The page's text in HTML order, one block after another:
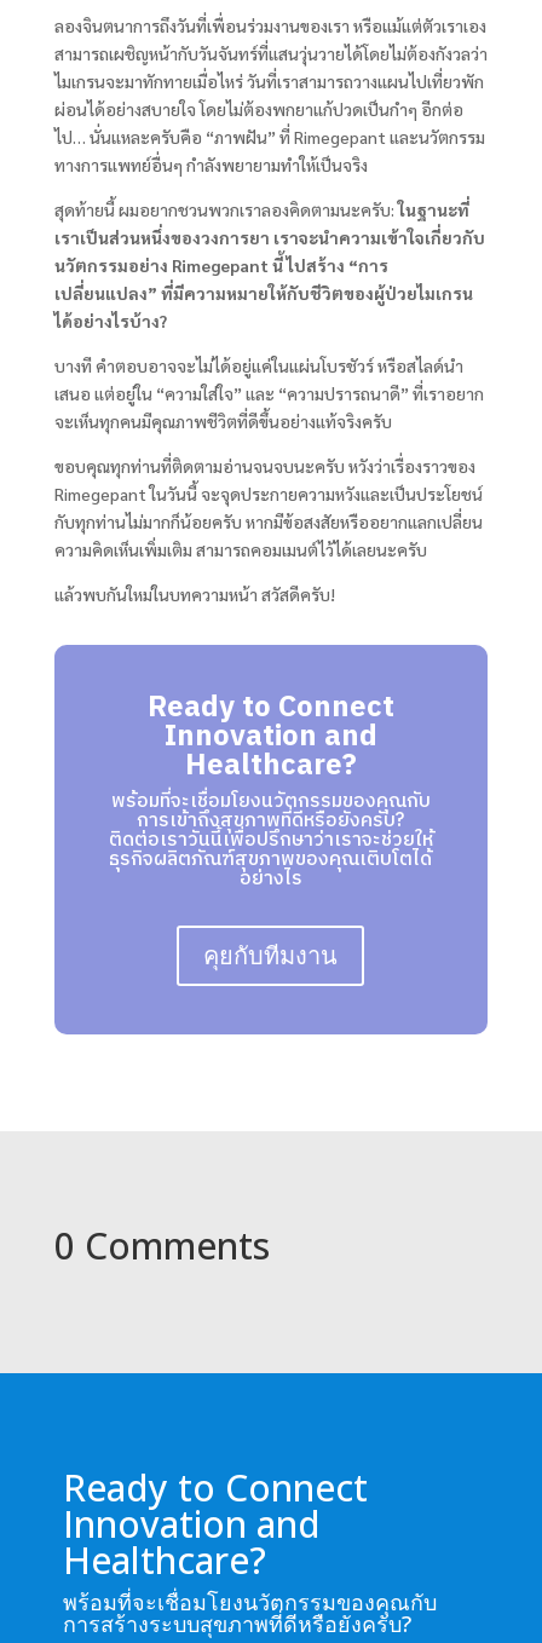
ลองจินตนาการถึงวันที่เพื่อนร่วมงานของเรา หรือแม้แต่ตัวเราเอง
สามารถเผชิญหน้ากับวันจันทร์ที่แสนวุ่นวายได้โดยไม่ต้องกังวลว่า
ไมเกรนจะมาทักทายเมื่อไหร่ วันที่เราสามารถวางแผนไปเที่ยวพัก
ผ่อนได้อย่างสบายใจ โดยไม่ต้องพกยาแก้ปวดเป็นกำๆ อีกต่อ
ไป… นั่นแหละครับคือ “ภาพฝัน” ที่ Rimegepant และนวัตกรรม
ทางการแพทย์อื่นๆ กำลังพยายามทำให้เป็นจริง
สุดท้ายนี้ ผมอยากชวนพวกเราลองคิดตามนะครับ:ในฐานะที่
เราเป็นส่วนหนึ่งของวงการยา เราจะนำความเข้าใจเกี่ยวกับ
นวัตกรรมอย่าง Rimegepant นี้ ไปสร้าง “การ
เปลี่ยนแปลง” ที่มีความหมายให้กับชีวิตของผู้ป่วยไมเกรน
ได้อย่างไรบ้าง?
บางที คำตอบอาจจะไม่ได้อยู่แค่ในแผ่นโบรชัวร์ หรือสไลด์นำ
เสนอ แต่อยู่ใน “ความใส่ใจ” และ “ความปรารถนาดี” ที่เราอยาก
จะเห็นทุกคนมีคุณภาพชีวิตที่ดีขึ้นอย่างแท้จริงครับ
ขอบคุณทุกท่านที่ติดตามอ่านจนจบนะครับ หวังว่าเรื่องราวของ
Rimegepant ในวันนี้ จะจุดประกายความหวังและเป็นประโยชน์
กับทุกท่านไม่มากก็น้อยครับ หากมีข้อสงสัยหรืออยากแลกเปลี่ยน
ความคิดเห็นเพิ่มเติม สามารถคอมเมนต์ไว้ได้เลยนะครับ
แล้วพบกันใหม่ในบทความหน้า สวัสดีครับ!
Ready to Connect
Innovation and
Healthcare?
พร้อมที่จะเชื่อมโยงนวัตกรรมของคุณกับ
การเข้าถึงสุขภาพที่ดีหรือยังครับ?
ติดต่อเราวันนี้เพื่อปรึกษาว่าเราจะช่วยให้
ธุรกิจผลิตภัณฑ์สุขภาพของคุณเติบโตได้
อย่างไร
คุยกับทีมงาน
0 Comments
Ready to Connect
Innovation and
Healthcare?
พร้อมที่จะเชื่อมโยงนวัตกรรมของคุณกับ
การสร้างระบบสุขภาพที่ดีหรือยังครับ?